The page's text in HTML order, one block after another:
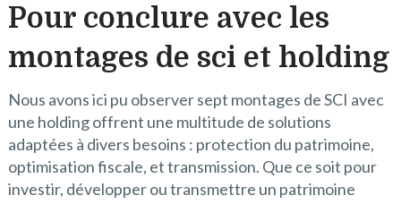
Pour conclure avec les
montages de sci et holding
Nous avons ici pu observer sept montages de SCI avec
une holding offrent une multitude de solutions
adaptées à divers besoins : protection du patrimoine,
optimisation fiscale, et transmission. Que ce soit pour
investir, développer ou transmettre un patrimoine